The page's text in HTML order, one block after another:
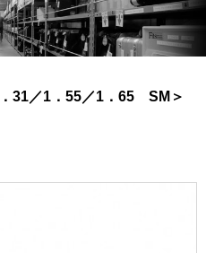
31／1．55／1．65 SM＞